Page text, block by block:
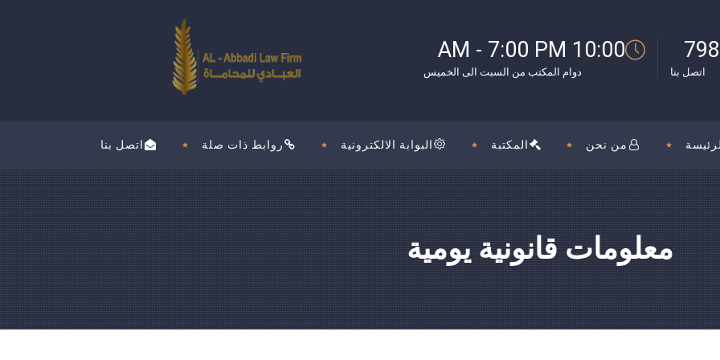
10:00 AM - 7:00 PM
دوام المكتب من السبت الى الخميس اتصل بنا
اتصل بنا روابط ذات صلة البوابة الالكترونية المكتبة من نحن
معلومات قانونية يومية